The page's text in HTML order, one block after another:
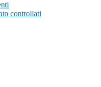
controllati